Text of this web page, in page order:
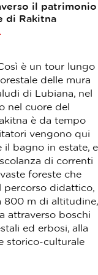
il patrimonio
di Rakitna
è un tour lungo
delle mura
di Lubiana, nel
nel cuore del
è da tempo
vengono qui
il bagno in estate, e
di correnti
foreste che
percorso didattico,
800 m di altitudine,
attraverso boschi
ed erbosi, alla
storico-culturale